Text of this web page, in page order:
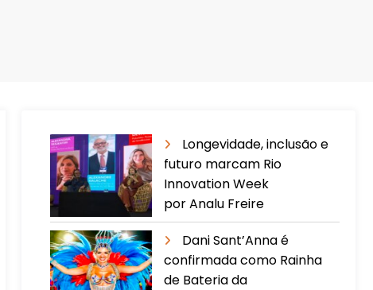
Longevidade, inclusão e
futuro marcam Rio
Innovation Week
por Analu Freire
Dani Sant’Anna é
confirmada como Rainha
de Bateria da